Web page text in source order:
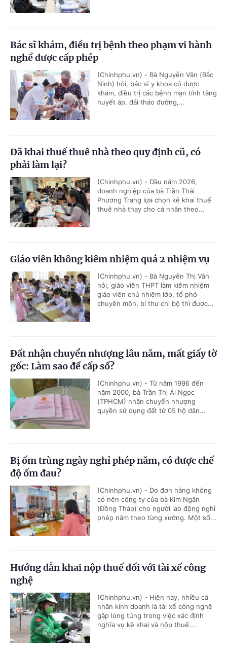
Bác sĩ khám, điều trị bệnh theo phạm vi hành
nghề được cấp phép
(Chinhphu.vn) - Bà Nguyễn Vân (Bắc
Ninh) hỏi, bác sĩ y khoa có được
khám, điều trị các bệnh mạn tính tăng
huyết áp, đái tháo đường,...
Đã khai thuế thuê nhà theo quy định cũ, có
phải làm lại?
(Chinhphu.vn) - Đầu năm 2026,
doanh nghiệp của bà Trần Thái
Phương Trang lựa chọn kê khai thuế
thuê nhà thay cho cá nhân theo...
Giáo viên không kiêm nhiệm quá 2 nhiệm vụ
(Chinhphu.vn) - Bà Nguyễn Thị Vân
hỏi, giáo viên THPT làm kiêm nhiệm
giáo viên chủ nhiệm lớp, tổ phó
chuyên môn, bí thư chi bộ thì được...
Đất nhận chuyển nhượng lâu năm, mất giấy tờ
gốc: Làm sao để cấp sổ?
(Chinhphu.vn) - Từ năm 1996 đến
năm 2000, bà Trần Thị Ái Ngọc
(TPHCM) nhận chuyển nhượng
quyền sử dụng đất từ 05 hộ dân...
Bị ốm trùng ngày nghỉ phép năm, có được chế
độ ốm đau?
(Chinhphu.vn) - Do đơn hàng không
có nên công ty của bà Kim Ngân
(Đồng Tháp) cho người lao động nghỉ
phép năm theo từng xưởng. Một số...
Hướng dẫn khai nộp thuế đối với tài xế công
nghệ
(Chinhphu.vn) - Hiện nay, nhiều cá
nhân kinh doanh là tài xế công nghệ
gặp lúng túng trong việc xác định
nghĩa vụ kê khai và nộp thuế....